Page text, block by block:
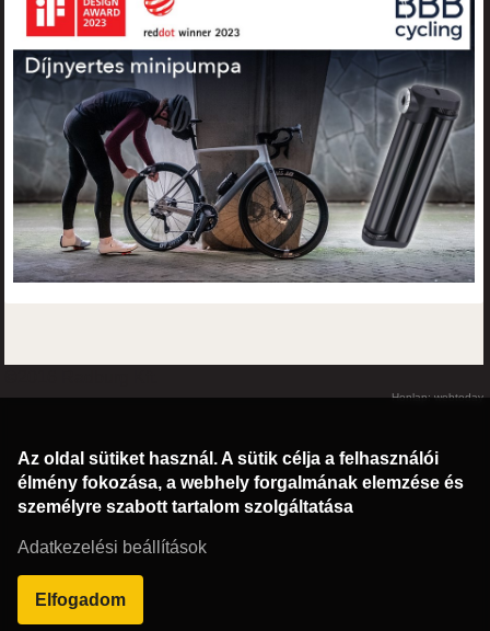
Honlap: webtoday
Az oldal sütiket használ. A sütik célja a felhasználói
élmény fokozása, a webhely forgalmának elemzése és
személyre szabott tartalom szolgáltatása
Adatkezelési beállítások
Elfogadom